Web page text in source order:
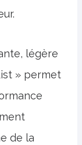
légère
» permet
de la